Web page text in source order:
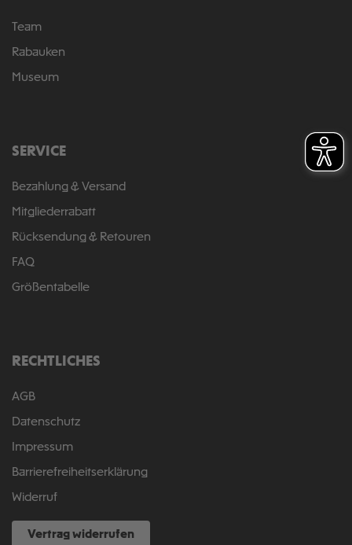
Team
Rabauken
Museum
SERVICE
Bezahlung & Versand
Mitgliederrabatt
Rücksendung & Retouren
FAQ
Größentabelle
RECHTLICHES
AGB
Datenschutz
Impressum
Barrierefreiheitserklärung
Widerruf
Vertrag widerrufen